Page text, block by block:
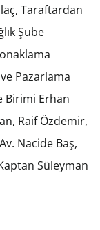
Taraftardan
Şube
Pazarlama
Birimi Erhan
Raif Özdemir,
Nacide Baş,
Süleyman